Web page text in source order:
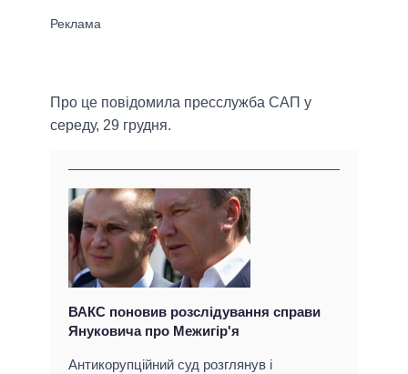
Про це повідомила пресслужба САП у
середу, 29 грудня.
ВАКС поновив розслідування справи
Януковича про Межигір'я
Антикорупційний суд розглянув і